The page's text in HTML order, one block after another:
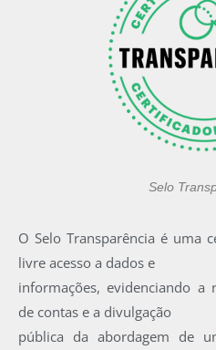
Selo
O Selo Transparência é uma
livre acesso a dados e
informações, evidenciando a
de contas e a divulgação
pública da abordagem de